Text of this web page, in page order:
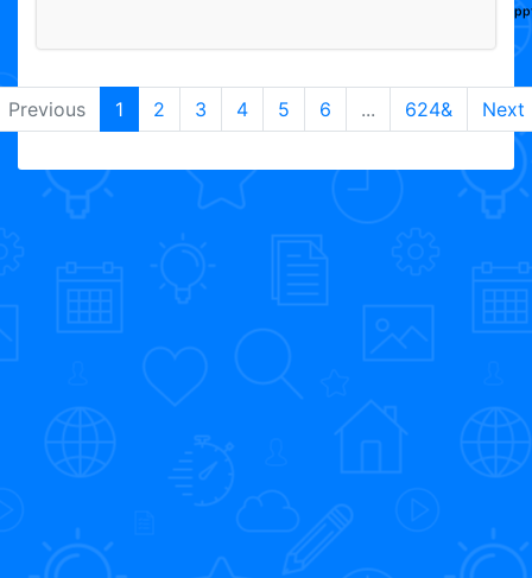
Previous 1 2 3 4 5 6 ... 624& Next